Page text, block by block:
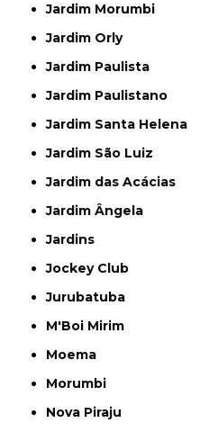
Jardim Morumbi
Jardim Orly
Jardim Paulista
Jardim Paulistano
Jardim Santa Helena
Jardim São Luiz
Jardim das Acácias
Jardim Ângela
Jardins
Jockey Club
Jurubatuba
M'Boi Mirim
Moema
Morumbi
Nova Piraju